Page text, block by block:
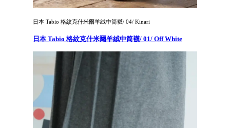
日本 Tabio 格紋克什米爾羊絨中筒襪/ 04/ Kinari
日本 Tabio 格紋克什米爾羊絨中筒襪/ 01/ Off White